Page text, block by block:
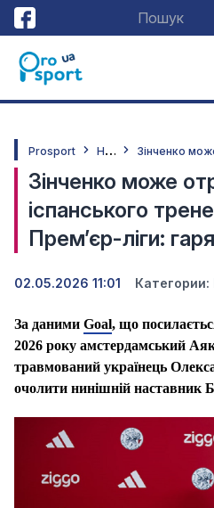
Prosport Н
овини
Зінченко може
іспанського
Прем’єр-ліги:
02.05.2026 11:01 Категории:
За даними Goal, що
2026 року амстердамський
травмований українець
очолити нинішній наставник